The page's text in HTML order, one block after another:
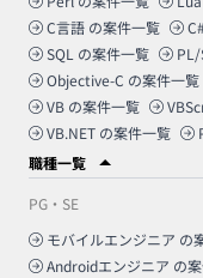
C言語 の案件一覧
SQL の案件一覧 PL/
Objective-C の案件一覧
VB の案件一覧
VB.NET の案件一覧
職種一覧
PG・SE
モバイルエンジニア の
Androidエンジニア の